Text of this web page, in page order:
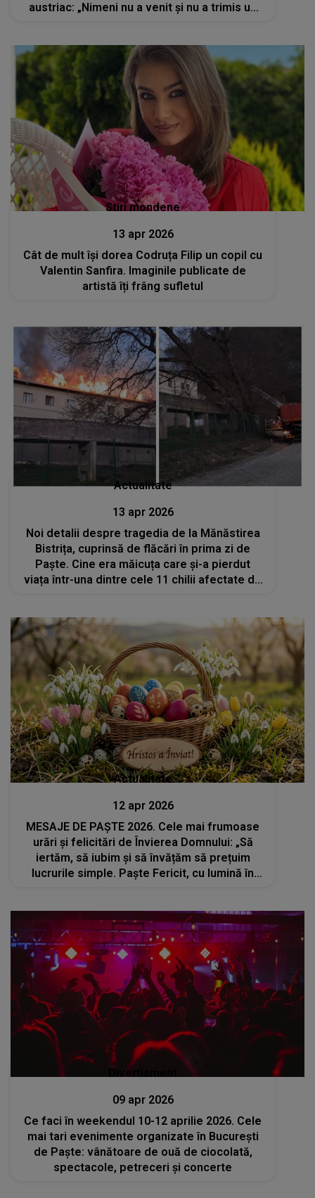
austriac: „Nimeni nu a venit și nu a trimis un
Stiri mondene
13 apr 2026
Cât de mult își dorea Codruța Filip un copil cu
Valentin Sanfira. Imaginile publicate de
artistă îți frâng sufletul
Actualitate
13 apr 2026
Noi detalii despre tragedia de la Mănăstirea
Bistrița, cuprinsă de flăcări în prima zi de
Paște. Cine era măicuța care și-a pierdut
viața într-una dintre cele 11 chilii afectate de
Actualitate
12 apr 2026
MESAJE DE PAȘTE 2026. Cele mai frumoase
urări și felicitări de Învierea Domnului: „Să
iertăm, să iubim și să învățăm să prețuim
lucrurile simple. Paște Fericit, cu lumină în
Divertisment
09 apr 2026
Ce faci în weekendul 10-12 aprilie 2026. Cele
mai tari evenimente organizate în București
de Paște: vânătoare de ouă de ciocolată,
spectacole, petreceri și concerte